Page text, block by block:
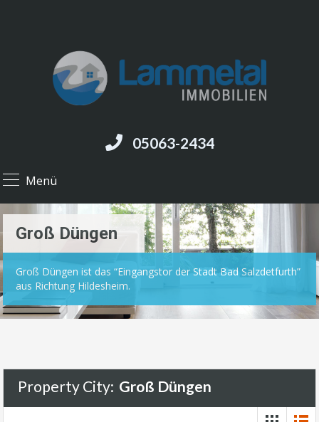
Menü
05063-2434
Groß Düngen
Groß Düngen ist das “Eingangstor der Stadt Bad Salzdetfurth”
aus Richtung Hildesheim.
Property City: Groß Düngen